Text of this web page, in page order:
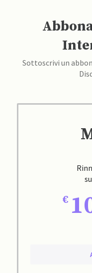
Sottoscrivi un